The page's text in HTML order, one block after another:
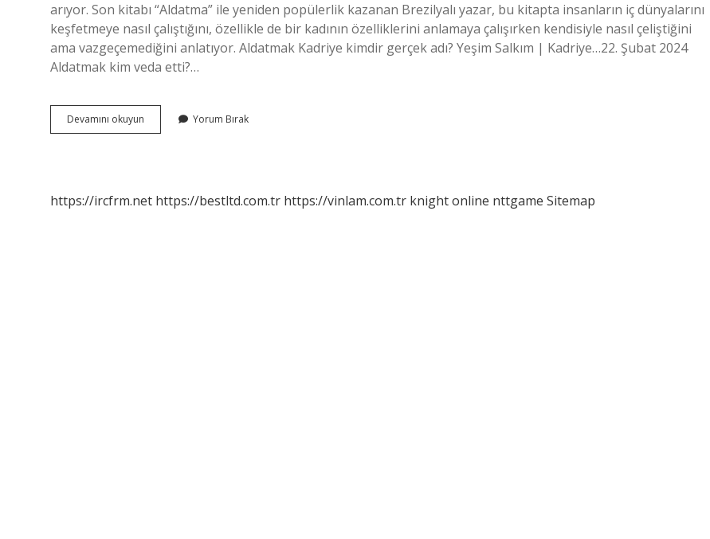
arıyor. Son kitabı “Aldatma” ile yeniden popülerlik kazanan Brezilyalı yazar, bu kitapta insanların iç dünyalarını
keşfetmeye nasıl çalıştığını, özellikle de bir kadının özelliklerini anlamaya çalışırken kendisiyle nasıl çeliştiğini
ama vazgeçemediğini anlatıyor. Aldatmak Kadriye kimdir gerçek adı? Yeşim Salkım | Kadriye…22. Şubat 2024
Aldatmak kim veda etti?…
Devamını okuyun Aldatmak
Dizisi
Yorum Bırak
https://ircfrm.net https://bestltd.com.tr https://vinlam.com.tr knight online nttgame Sitemap